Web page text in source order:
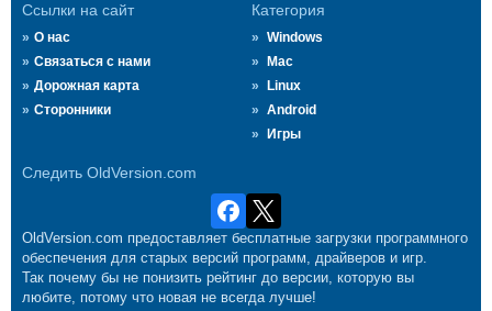
Ссылки на сайт
О нас
Связаться с нами
Дорожная карта
Сторонники
Категория
Windows
Mac
Linux
Android
Игры
Следить OldVersion.com
OldVersion.com предоставляет бесплатные загрузки программного
обеспечения для старых версий программ, драйверов и игр.
Так почему бы не понизить рейтинг до версии, которую вы
любите, потому что новая не всегда лучше!